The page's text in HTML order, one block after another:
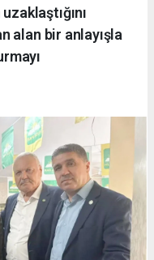
alan bir anlayışla